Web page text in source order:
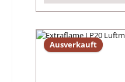
Ausverkauft